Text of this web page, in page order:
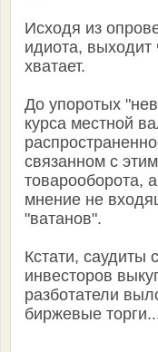
Исходя из
идиота, выходит
хватает.
До упоротых
курса местной
связанном с
товарооборота,
мнение не
"ватанов".
Кстати,
инвесторов
разботатели
биржевые